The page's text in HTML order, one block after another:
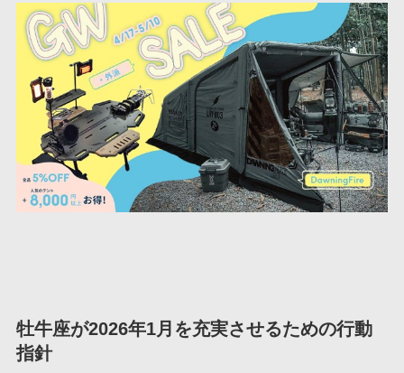
牡牛座が2026年1月を充実させるための行動
指針